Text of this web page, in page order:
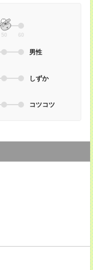
50 60
男性
しずか
コツコツ